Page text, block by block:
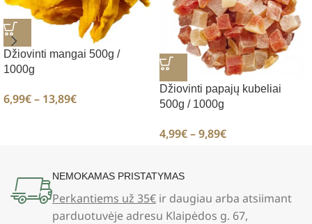
Džiovinti mangai 500g /
1000g
6,99€– 13,89€
Džiovinti papajų kubeliai
500g / 1000g
4,99€–9,89€
NEMOKAMAS PRISTATYMAS
Perkantiems už 35€ ir daugiau arba atsiimant
parduotuvėje adresu Klaipėdos g. 67,